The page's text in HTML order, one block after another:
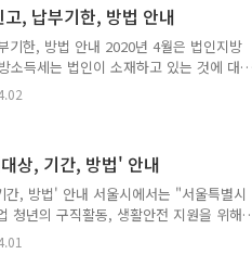
확인할 수 있습니다. 상세내용 확인신
·환급 등 서비스 화면으로 '바로가기'
경등기우편으로 보낸 세금고지서가 반
지가 변경된 경우 송달장소를 변경할 수
, 납부기한, 방법 안내
기한, 방법 안내 2020년 4월은 법인지방
소득세는 법인이 소재하고 있는 것에 대
법인지방소득세 안내□ 대상 : 12월말
·납부기한 : 2020. 5. 4.(월) 까지 □ 납세
기타 자세한 신고안내는 위택스 홈페
서대문구청 세무2과 ☎ 02-330-1352 신
치단체 사업장..
상, 기간, 방법' 안내
, 방법' 안내 서울시에서는 "서울특별시
청년의 구직활동, 생활안전 지원을 위해
다음과 같이 모집하오니 많은 지원바랍
기간 : 2020. 3. 30.(월) 09:00 ~ 4. 6.(월)